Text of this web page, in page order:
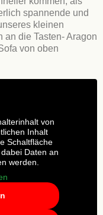
spannende und
kleinen
an die Tasten- Aragon
von oben
von
Inhalt
Schaltfläche
Daten an
werden.